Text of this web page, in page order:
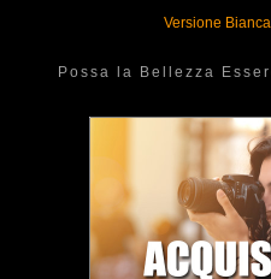
Versione Bianca
Possa la Bellezza